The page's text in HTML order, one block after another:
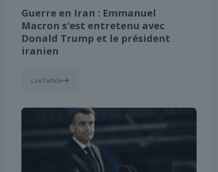
Guerre en Iran : Emmanuel
Macron s'est entretenu avec
Donald Trump et le président
iranien
Lire l'article